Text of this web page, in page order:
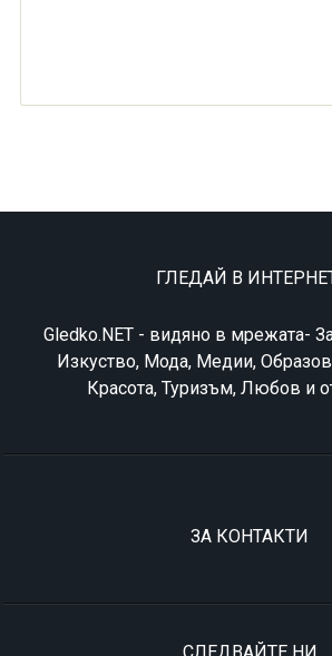
ГЛЕДАЙ В
Gledko.NET - видяно в мрежата-
Изкуство, Мода, Медии,
Красота, Туризъм, Любов и
ЗА КОНТАКТИ